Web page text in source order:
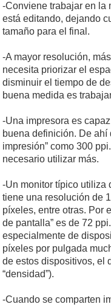
-Conviene trabajar en la
está editando, dejando
tamaño para el final.
-A mayor resolución,
necesita priorizar el
disminuir el tiempo de
buena medida es
-Una impresora es
buena definición. De ahí
impresión” como 300
necesario utilizar más.
-Un monitor típico utiliza
tiene una resolución de
píxeles, entre otras. Por
de pantalla” es de 72
especialmente de
píxeles por pulgada
de estos dispositivos, el
“densidad”).
-Cuando se comparten